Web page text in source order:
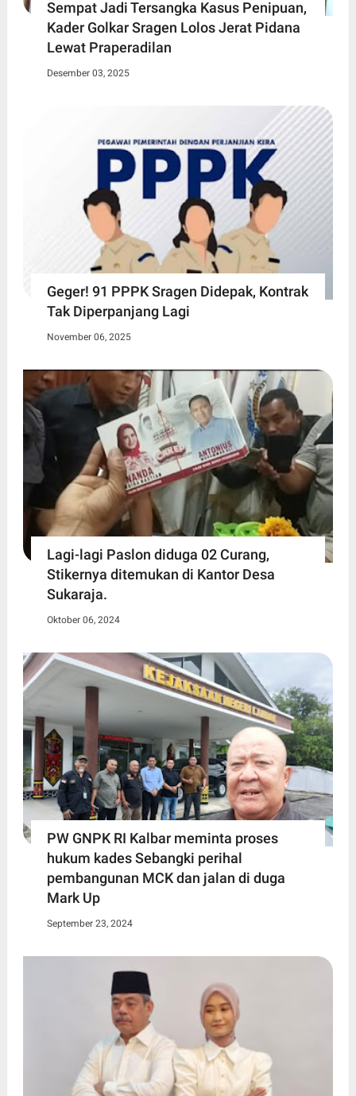
Sempat Jadi Tersangka Kasus Penipuan,
Kader Golkar Sragen Lolos Jerat Pidana
Lewat Praperadilan
Desember 03, 2025
Geger! 91 PPPK Sragen Didepak, Kontrak
Tak Diperpanjang Lagi
November 06, 2025
Lagi-lagi Paslon diduga 02 Curang,
Stikernya ditemukan di Kantor Desa
Sukaraja.
Oktober 06, 2024
PW GNPK RI Kalbar meminta proses
hukum kades Sebangki perihal
pembangunan MCK dan jalan di duga
Mark Up
September 23, 2024